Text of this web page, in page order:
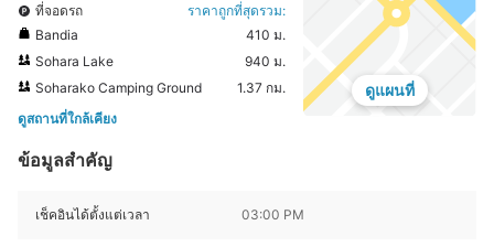
ที่จอดรถ
ราคาถูกที่สุดรวม:
Bandia
410 ม.
Sohara Lake
940 ม.
Soharako Camping Ground
1.37 กม.
ดูสถานที่ใกล้เคียง
ดูแผนที่
ข้อมูลสำคัญ
เช็คอินได้ตั้งแต่เวลา 03:00 PM